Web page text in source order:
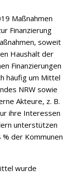
Maßnahmen
Finanzierung
soweit
Haushalt der
Finanzierungen
häufig um Mittel
NRW sowie
Akteure, z. B.
ihre Interessen
unterstützen
% der Kommunen
wurde